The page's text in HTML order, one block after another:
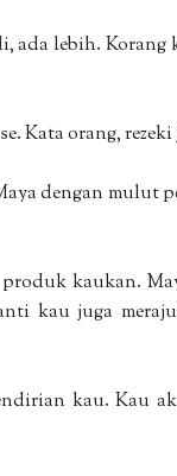
lebih. Korang
Kata orang,
dengan mulut
kaukan.
kau juga
kau. Kau